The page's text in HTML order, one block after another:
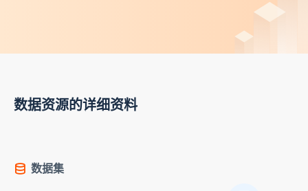
数据资源的详细资料
数据集